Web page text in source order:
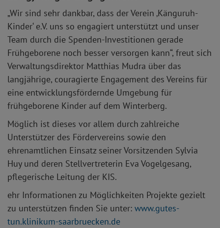
„Wir sind sehr dankbar, dass der Verein ‚Känguruh-
Kinder‘ e.V. uns so engagiert unterstützt und unser
Team durch die Spenden-Investitionen gerade
Frühgeborene noch besser versorgen kann“, freut sich
Verwaltungsdirektor Matthias Mudra über das
langjährige, couragierte Engagement des Vereins für
eine entwicklungsfördernde Umgebung für
frühgeborene Kinder auf dem Winterberg.
Möglich ist dieses vor allem durch zahlreiche
Unterstützer des Fördervereins sowie den
ehrenamtlichen Einsatz seiner Vorsitzenden Sylvia
Huy und deren Stellvertreterin Eva Vogelgesang,
pflegerische Leitung der KIS.
ehr Informationen zu Möglichkeiten Projekte gezielt
zu unterstützen finden Sie unter: www.gutes-
tun.klinikum-saarbruecken.de